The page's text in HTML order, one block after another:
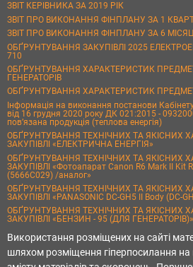
ЗВІТ КЕРІВНИКА ЗА 2019 РІК
ЗВІТ ПРО ВИКОНАННЯ ФІНПЛАНУ ЗА 1
ЗВІТ ПРО ВИКОНАННЯ ФІНПЛАНУ ЗА 6
ОБҐРУНТУВАННЯ ЗАКУПІВЛІ 2025
710
ОБҐРУНТУВАННЯ ХАРАКТЕРИСТИК
ГЕНЕРАТОРІВ
ОБҐРУНТУВАННЯ ХАРАКТЕРИСТИК
Інформація на виконання постанови
від 16 грудня 2020 року ДК 021:2015 -
пов’язана продукція (теплова енергія)
ОБҐРУНТУВАННЯ ТЕХНІЧНИХ ТА ЯКІСНИХ
ЗАКУПІВЛІ «ЕЛЕКТРИЧНА ЕНЕРГІЯ»
ОБҐРУНТУВАННЯ ТЕХНІЧНИХ ТА ЯКІСНИХ
ЗАКУПІВЛІ «Фотоапарат Canon R6 Mark II Kit
(5666C029) /аналог»
ОБҐРУНТУВАННЯ ТЕХНІЧНИХ ТА ЯКІСНИХ
ЗАКУПІВЛІ «PANASONIC DC-GH5 II Body (DC-
ОБҐРУНТУВАННЯ ТЕХНІЧНИХ ТА ЯКІСНИХ
ЗАКУПІВЛІ «БЕНЗИН - 95 (ДЛЯ ГЕНЕРАТОРІВ)»
Використання розміщених на сайті
шляхом розміщення гіперпосилання